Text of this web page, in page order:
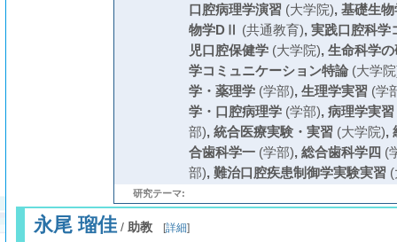
口腔病理学演習 (大学院), 基礎生
物学DⅡ (共通教育), 実践口腔科学
児口腔保健学(大学院), 生命科学
学コミュニケーション特論(大学
学・薬理学(学部), 生理学実習 (学
学・口腔病理学(学部), 病理学実習
部), 統合医療実験・実習 (大学院),
合歯科学一(学部), 総合歯科学四 (
部), 難治口腔疾患制御学実験実習
研究テーマ:
永尾 瑠佳/ 助教 [詳細]